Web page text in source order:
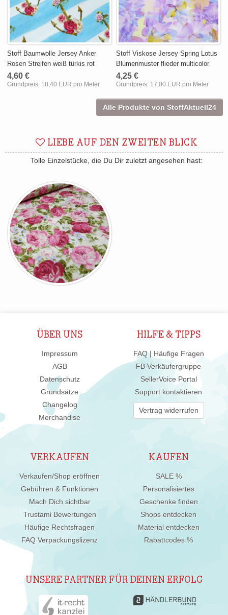
Stoff Baumwolle Jersey Anker
Rosen Streifen weiß türkis rot
4,60 €
Grundpreis: 18,40 EUR pro Meter
Stoff Viskose Jersey Spring Lotus
Blumenmuster flieder multicolor
4,25 €
Grundpreis: 17,00 EUR pro Meter
Alle Produkte von StoffAktuell24
LIEBE AUF DEN ZWEITEN BLICK
Tolle Einzelstücke, die Du Dir zuletzt angesehen hast:
ÜBER UNS
Impressum
AGB
Datenschutz
Grundsätze
Changelog
Merchandise
HILFE & TIPPS
FAQ | Häufige Fragen
FB Verkäufergruppe
SellerVoice Portal
Support kontaktieren
Vertrag widerrufen
VERKAUFEN
Verkaufen/Shop eröffnen
Gebühren & Funktionen
Mach Dich sichtbar
Trustami Bewertungen
Häufige Rechtsfragen
FAQ Verpackungslizenz
KAUFEN
SALE %
Personalisiertes
Geschenke finden
Shops entdecken
Material entdecken
Rabattcodes %
UNSERE PARTNER FÜR DEINEN ERFOLG